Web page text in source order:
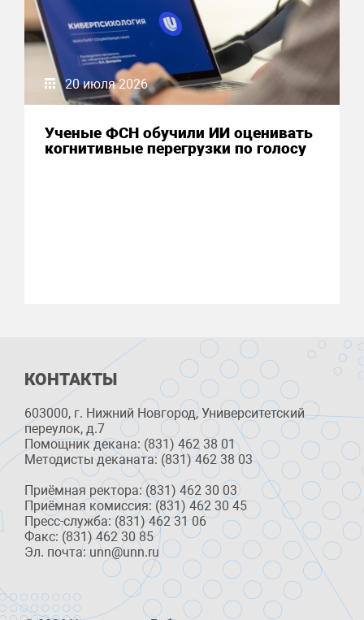
20 июля 2026
Ученые ФСН обучили ИИ оценивать
когнитивные перегрузки по голосу
КОНТАКТЫ
603000, г. Нижний Новгород, Университетский
переулок, д.7
Помощник декана: (831) 462 38 01
Методисты деканата: (831) 462 38 03
Приёмная ректора: (831) 462 30 03
Приёмная комиссия: (831) 462 30 45
Пресс-служба: (831) 462 31 06
Факс: (831) 462 30 85
Эл. почта: unn@unn.ru